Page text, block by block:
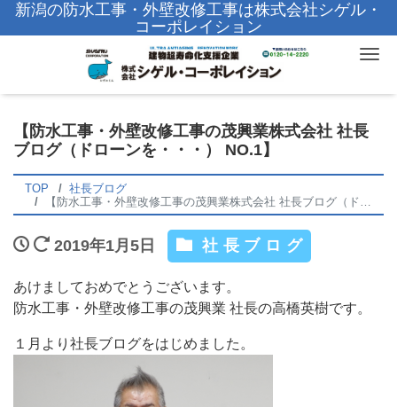
新潟の防水工事・外壁改修工事は株式会社シゲル・
コーポレイション
【防水工事・外壁改修工事の茂興業株式会社 社長
ブログ（ドローンを・・・） NO.1】
TOP
社長ブログ
【防水工事・外壁改修工事の茂興業株式会社 社長ブログ（ドローンを・・・） NO.1】
2019年1月5日 社長ブログ
あけましておめでとうございます。
防水工事・外壁改修工事の茂興業 社長の高橋英樹です。
１月より社長ブログをはじめました。